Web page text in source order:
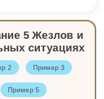
5 Жезлов и
ситуациях
2 Пример 3
Пример 5